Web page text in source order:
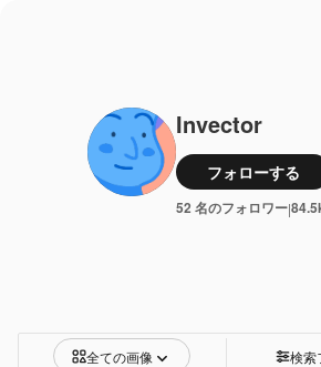
Invector
フォローする
52 名のフォロワー|
全ての画像 検索